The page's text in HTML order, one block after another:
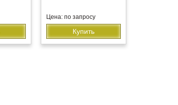
Цена: по запросу
Купить